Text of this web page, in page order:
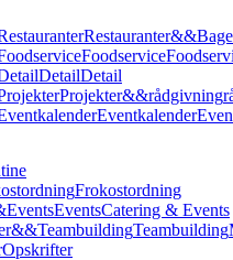
Frokostordning
EventsEventsCatering & Events
&&TeambuildingTeambuilding
Opskrifter
Restauranter&&
Foodservice
DetailDetail
Projekter&&rådgivning
Eventkalender